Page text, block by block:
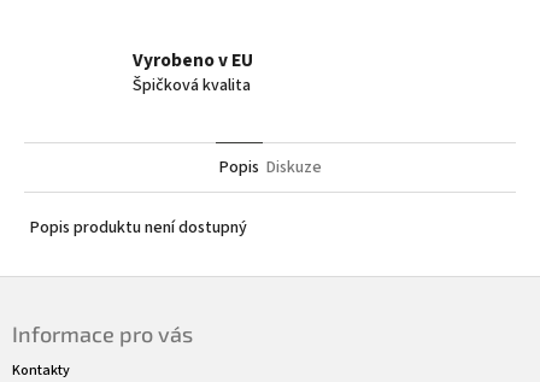
Vyrobeno v EU
Špičková kvalita
Popis Diskuze
Popis produktu není dostupný
Informace pro vás
Kontakty